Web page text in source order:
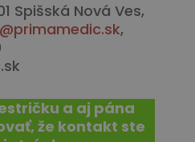
Spišská Nová Ves,
,
a aj pána
že kontakt ste